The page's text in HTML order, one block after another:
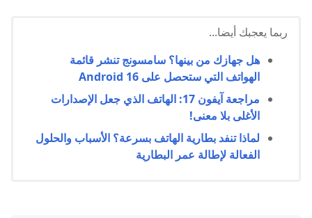
ربما يعجبك أيضا...
هل جهازك من بينها؟ سامسونج تنشر قائمة
الهواتف التي ستحصل على Android 16
مراجعة آيفون 17: الهاتف الذي جعل الإصدارات
الأغلى بلا معنى!
لماذا تنفد بطارية الهاتف بسرعة؟ الأسباب والحلول
الفعالة لإطالة عمر البطارية